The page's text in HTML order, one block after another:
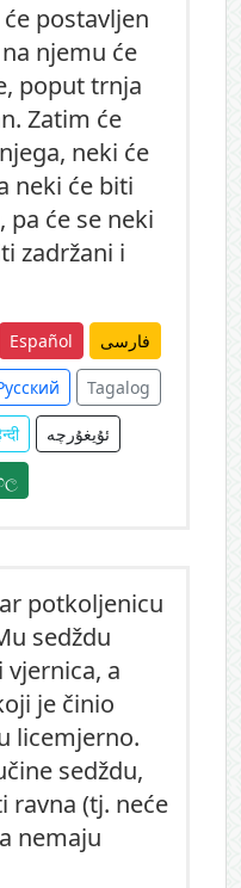
postavljen
njemu će
poput trnja
Zatim će
neki će
neki će biti
pa će se neki
zadržani i
Español فارسی
Tagalog
ئۇيغۇرچە
potkoljenicu
sedždu
a
je činio
licemjerno.
sedždu,
ravna (tj. neće
nemaju